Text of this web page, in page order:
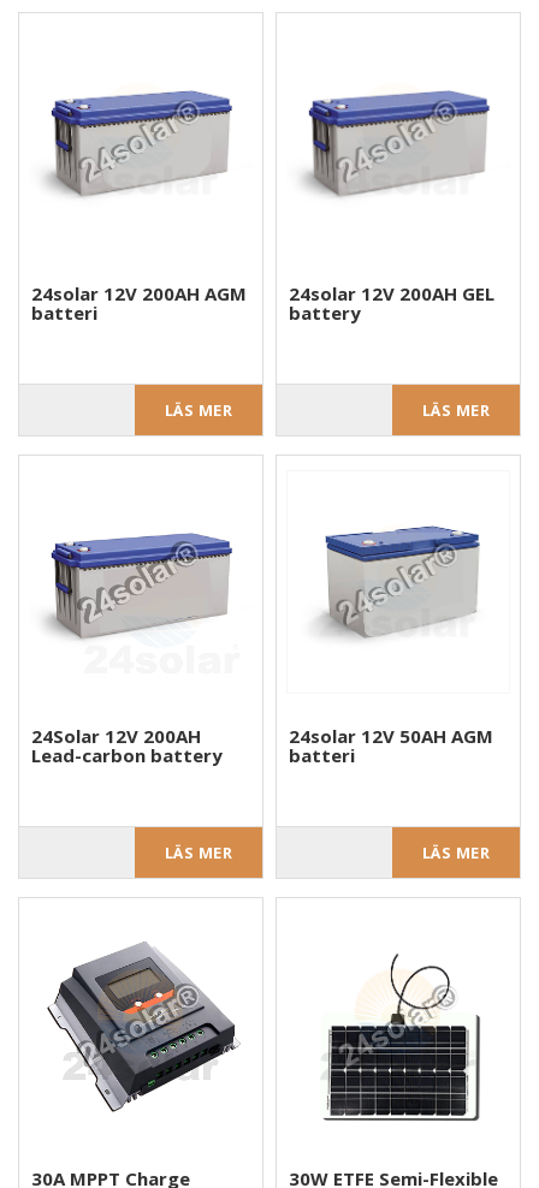
24solar 12V 200AH AGM
batteri
LÄS MER
24solar 12V 200AH GEL
battery
LÄS MER
24Solar 12V 200AH
Lead-carbon battery
LÄS MER
24solar 12V 50AH AGM
batteri
LÄS MER
30A MPPT Charge
30W ETFE Semi-Flexible